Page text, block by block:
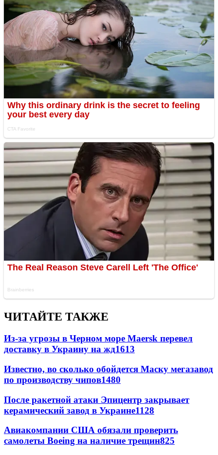
ЧИТАЙТЕ ТАКЖЕ
Из-за угрозы в Черном море Maersk перевел
доставку в Украину на жд1613
Известно, во сколько обойдется Маску мегазавод
по производству чипов1480
После ракетной атаки Эпицентр закрывает
керамический завод в Украине1128
Авиакомпании США обязали проверить
самолеты Boeing на наличие трещин825